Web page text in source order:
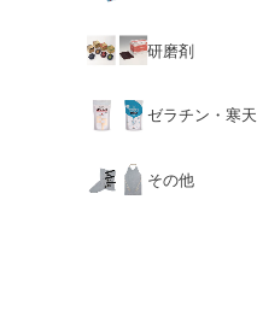
研磨剤
ゼラチン・寒天
その他